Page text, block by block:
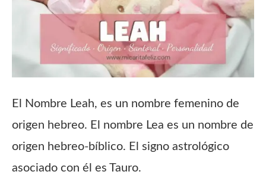
El Nombre Leah, es un nombre femenino de
origen hebreo. El nombre Lea es un nombre de
origen hebreo-bíblico. El signo astrológico
asociado con él es Tauro.